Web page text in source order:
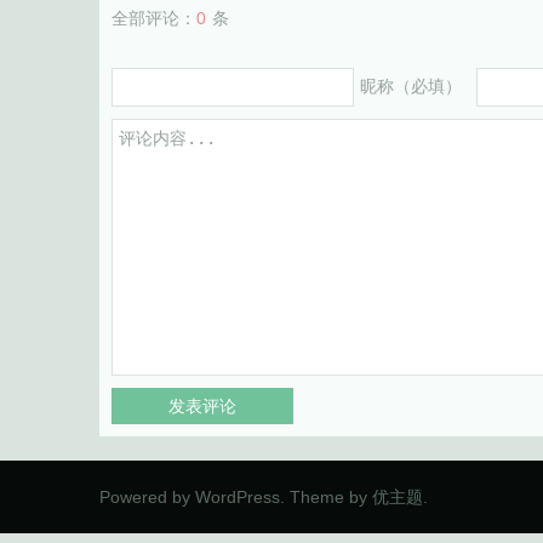
全部评论： 0 条
昵称（必填）
Powered by WordPress . Theme by 优主题